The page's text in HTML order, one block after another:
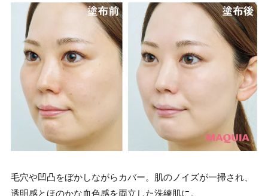
毛穴や凹凸をぼかしながらカバー。肌のノイズが一掃され、
透明感とほのかな血色感を両立した洗練肌に。